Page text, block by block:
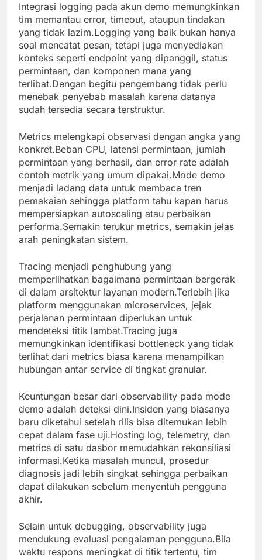
Integrasi logging pada akun demo memungkinkan
tim memantau error, timeout, ataupun tindakan
yang tidak lazim.Logging yang baik bukan hanya
soal mencatat pesan, tetapi juga menyediakan
konteks seperti endpoint yang dipanggil, status
permintaan, dan komponen mana yang
terlibat.Dengan begitu pengembang tidak perlu
menebak penyebab masalah karena datanya
sudah tersedia secara terstruktur.
Metrics melengkapi observasi dengan angka yang
konkret.Beban CPU, latensi permintaan, jumlah
permintaan yang berhasil, dan error rate adalah
contoh metrik yang umum dipakai.Mode demo
menjadi ladang data untuk membaca tren
pemakaian sehingga platform tahu kapan harus
mempersiapkan autoscaling atau perbaikan
performa.Semakin terukur metrics, semakin jelas
arah peningkatan sistem.
Tracing menjadi penghubung yang
memperlihatkan bagaimana permintaan bergerak
di dalam arsitektur layanan modern.Terlebih jika
platform menggunakan microservices, jejak
perjalanan permintaan diperlukan untuk
mendeteksi titik lambat.Tracing juga
memungkinkan identifikasi bottleneck yang tidak
terlihat dari metrics biasa karena menampilkan
hubungan antar service di tingkat granular.
Keuntungan besar dari observability pada mode
demo adalah deteksi dini.Insiden yang biasanya
baru diketahui setelah rilis bisa ditemukan lebih
cepat dalam fase uji.Hosting log, telemetry, dan
metrics di satu dasbor memudahkan rekonsiliasi
informasi.Ketika masalah muncul, prosedur
diagnosis jadi lebih singkat sehingga perbaikan
dapat dilakukan sebelum menyentuh pengguna
akhir.
Selain untuk debugging, observability juga
mendukung evaluasi pengalaman pengguna.Bila
waktu respons meningkat di titik tertentu, tim